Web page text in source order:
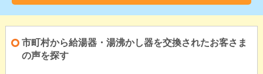
市町村から給湯器・湯沸かし器を交換されたお客さま
の声を探す